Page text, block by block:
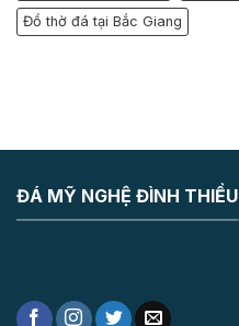
Đồ thờ đá tại Bắc Giang
ĐÁ MỸ NGHỆ ĐÌNH THIỀU